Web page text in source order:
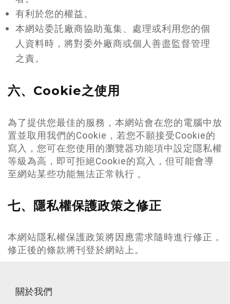
有利於您的權益。
本網站委託廠商協助蒐集、處理或利用您的個
人資料時，將對委外廠商或個人善盡監督管理
之責。
六、Cookie之使用
為了提供您最佳的服務，本網站會在您的電腦中放
置並取用我們的Cookie，若您不願接受Cookie的
寫入，您可在您使用的瀏覽器功能項中設定隱私權
等級為高，即可拒絕Cookie的寫入，但可能會導
至網站某些功能無法正常執行 。
七、隱私權保護政策之修正
本網站隱私權保護政策將因應需求隨時進行修正，
修正後的條款將刊登於網站上。
關於我們